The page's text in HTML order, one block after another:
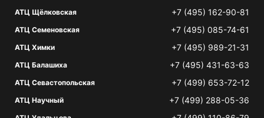
АТЦ Щёлковская +7 (495) 162-90-81
АТЦ Семеновская +7 (495) 085-74-61
АТЦ Химки +7 (495) 989-21-31
АТЦ Балашиха +7 (495) 431-63-63
АТЦ Севастопольская +7 (499) 653-72-12
АТЦ Научный +7 (499) 288-05-36